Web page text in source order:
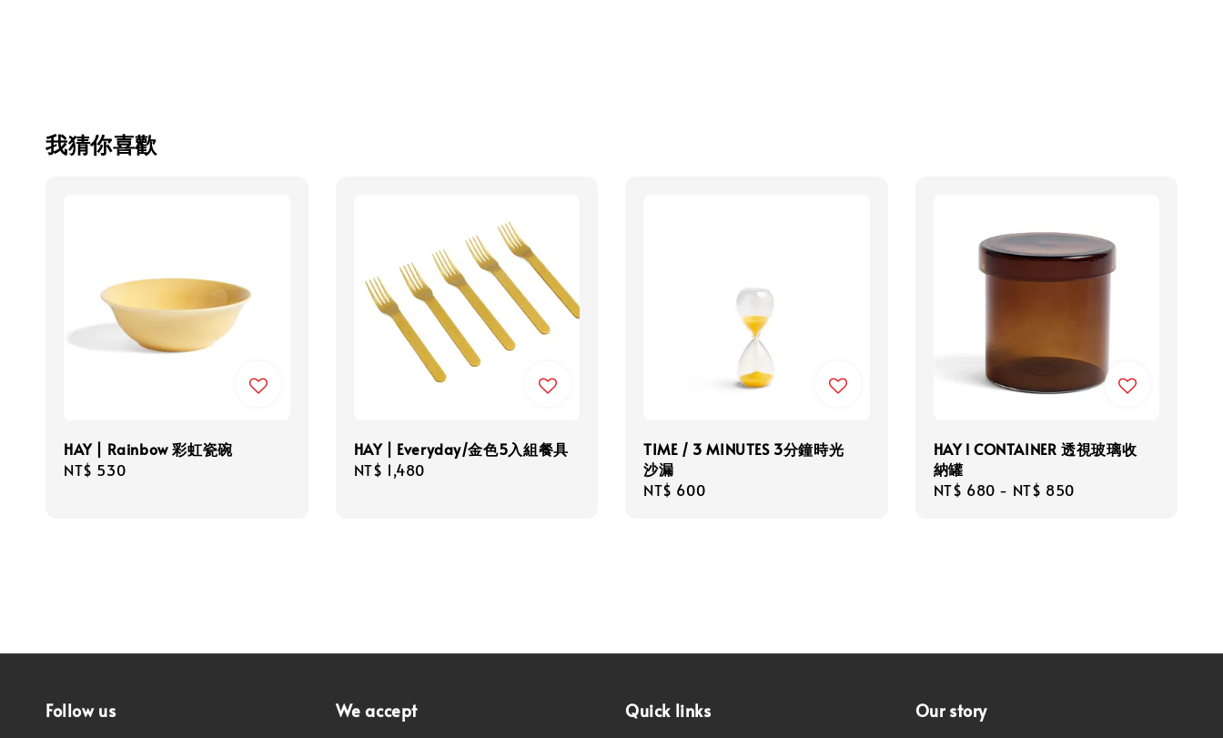
我猜你喜歡
HAY | Rainbow 彩虹瓷碗
Regular
NT$ 530
HAY | Everyday/金色5入組餐具
Regular
NT$ 1,480
TIME / 3 MINUTES 3分鐘時光
沙漏
Regular
NT$ 600
HAY l CONTAINER 透視玻璃收
納罐
Regular
NT$ 680 - NT$ 850
Follow us We accept Quick links Our story